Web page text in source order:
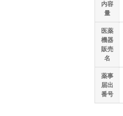
内容
量
医薬
機器
販売
名
薬事
届出
番号